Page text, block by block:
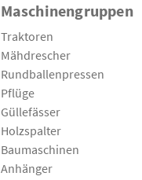
Maschinengruppen
Traktoren
Mähdrescher
Rundballenpressen
Pflüge
Güllefässer
Holzspalter
Baumaschinen
Anhänger